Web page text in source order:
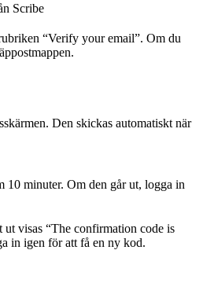
Scribe
“Verify your email”. Om du
Den skickas automatiskt när
10 minuter. Om den går ut, logga in
visas “The confirmation code is
in igen för att få en ny kod.